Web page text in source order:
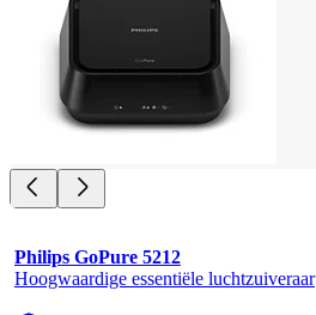
Philips GoPure 5212
Hoogwaardige essentiële luchtzuiveraar